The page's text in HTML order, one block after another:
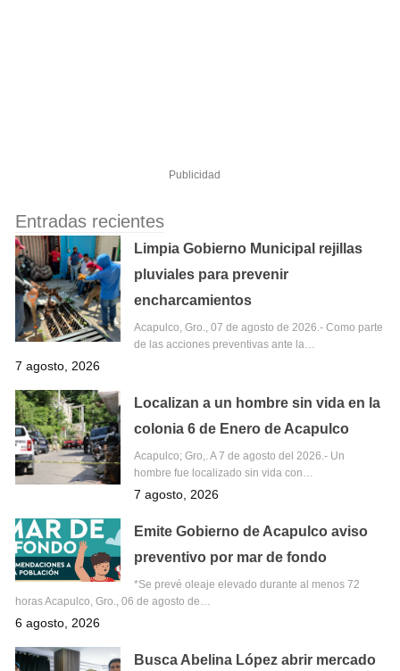
Publicidad
Entradas recientes
Limpia Gobierno Municipal rejillas
pluviales para prevenir
encharcamientos
Acapulco, Gro., 07 de agosto de 2026.- Como parte
de las acciones preventivas ante la…
7 agosto, 2026
Localizan a un hombre sin vida en la
colonia 6 de Enero de Acapulco
Acapulco; Gro,. A 7 de agosto del 2026.- Un
hombre fue localizado sin vida con…
7 agosto, 2026
Emite Gobierno de Acapulco aviso
preventivo por mar de fondo
*Se prevé oleaje elevado durante al menos 72
horas Acapulco, Gro., 06 de agosto de…
6 agosto, 2026
Busca Abelina López abrir mercado